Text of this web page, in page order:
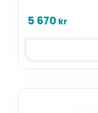
nätverksanslutning.
5 670 kr